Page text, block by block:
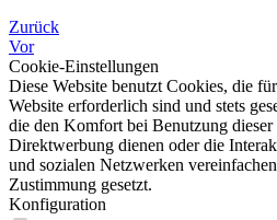
Zurück
Vor
Cookie-Einstellungen
Diese Website benutzt Cookies, die
Website erforderlich sind und stets
die den Komfort bei Benutzung dieser
Direktwerbung dienen oder die
und sozialen Netzwerken
Zustimmung gesetzt.
Konfiguration